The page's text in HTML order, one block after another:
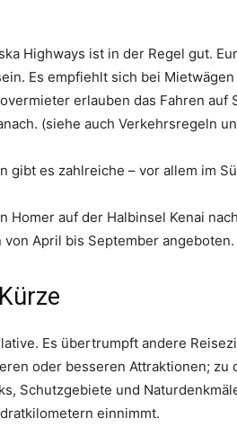
Highways ist in der Regel gut.
Es empfiehlt sich bei
erlauben das Fahren auf
(siehe auch Verkehrsregeln
gibt es zahlreiche – vor allem im
Homer auf der Halbinsel Kenai
April bis September angeboten.
Es übertrumpft andere
oder besseren Attraktionen; zu
Schutzgebiete und
einnimmt.